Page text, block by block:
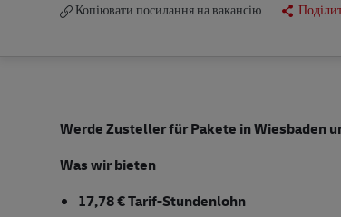
Копіювати посилання на вакансію
Werde Zusteller für Pakete in Wiesbaden
Was wir bieten
17,78 € Tarif-Stundenlohn